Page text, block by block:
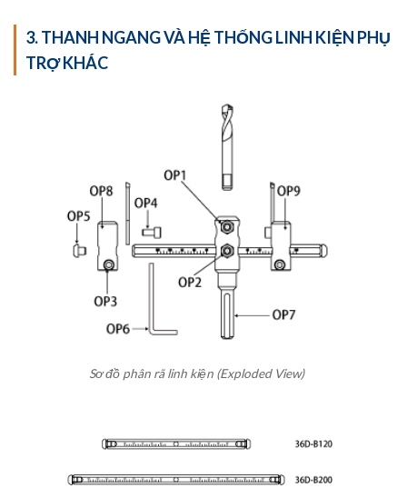
3. THANH NGANG VÀ HỆ THỐNG LINH KIỆN PHỤ
TRỢ KHÁC
Sơ đồ phân rã linh kiện (Exploded View)